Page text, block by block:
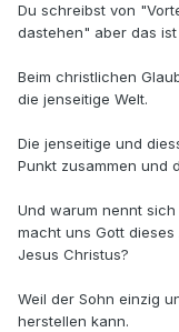
Du schreibst von
dastehen" aber das
Beim christlichen
die jenseitige Welt.
Die jenseitige und
Punkt zusammen und
Und warum nennt
macht uns Gott
Jesus Christus?
Weil der Sohn einzig
herstellen kann.